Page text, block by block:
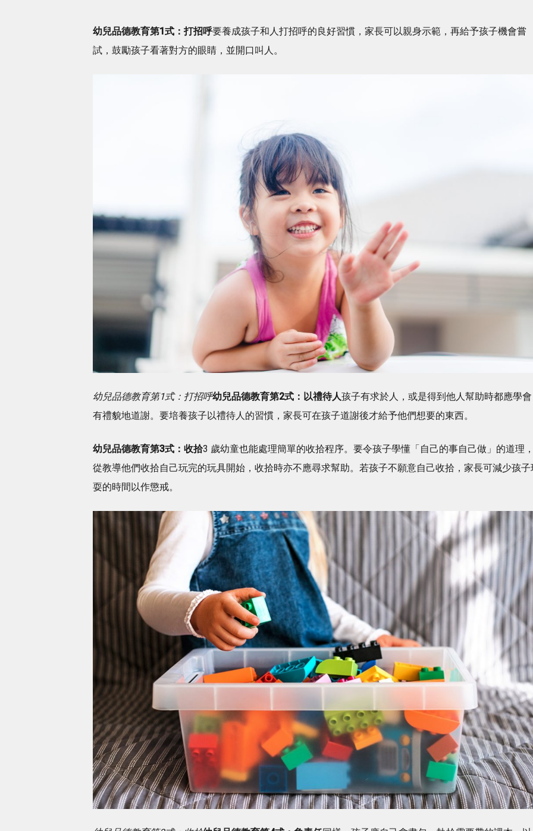
幼兒品德教育第1式：打招呼要養成孩子和人打招呼的良好習慣，家長可以親身示範，再給予孩子機會嘗
試，鼓勵孩子看著對方的眼睛，並開口叫人。
幼兒品德教育第1式：打招呼幼兒品德教育第2式：以禮待人孩子有求於人，或是得到他人幫助時都應學會
有禮貌地道謝。要培養孩子以禮待人的習慣，家長可在孩子道謝後才給予他們想要的東西。
幼兒品德教育第3式：收拾3 歲幼童也能處理簡單的收拾程序。要令孩子學懂「自己的事自己做」的道理
從教導他們收拾自己玩完的玩具開始，收拾時亦不應尋求幫助。若孩子不願意自己收拾，家長可減少孩子
耍的時間以作懲戒。